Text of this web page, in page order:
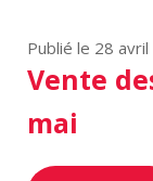
Publié le 28
Vente
mai